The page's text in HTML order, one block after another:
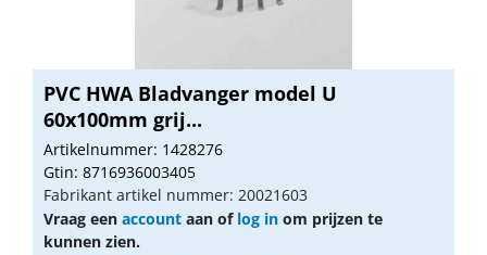
PVC HWA Bladvanger model U
60x100mm grij...
Artikelnummer: 1428276
Gtin: 8716936003405
Fabrikant artikel nummer: 20021603
Vraag een account aan of log in om prijzen te
kunnen zien.